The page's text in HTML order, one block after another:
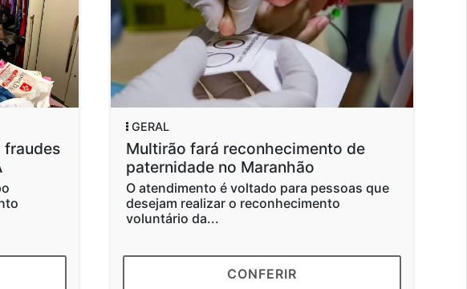
Multirão fará reconhecimento de
paternidade no Maranhão
O atendimento é voltado para pessoas que
desejam realizar o reconhecimento
Mais de 60%
dos Pais
Segundo o